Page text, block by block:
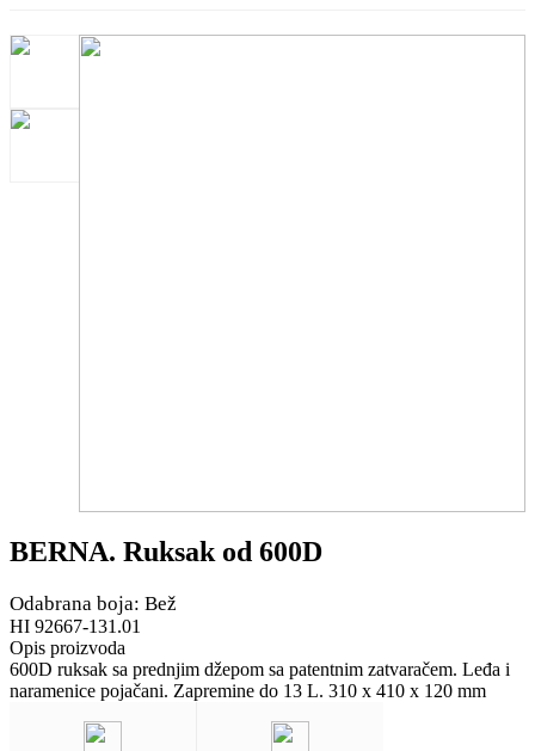
BERNA. Ruksak od 600D
Odabrana boja: Bež
HI 92667-131.01
Opis proizvoda
600D ruksak sa prednjim džepom sa patentnim zatvaračem. Leđa i
naramenice pojačani. Zapremine do 13 L. 310 x 410 x 120 mm